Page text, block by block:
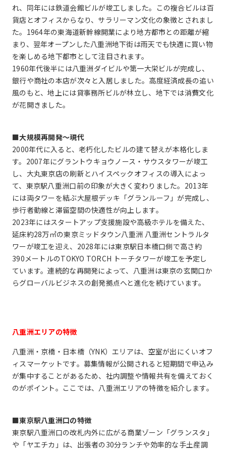
れ、同年には鉄道会館ビルが竣工しました。この複合ビルは百
貨店とオフィスからなり、サラリーマン文化の象徴とされまし
た。1964年の東海道新幹線開業により地方都市との距離が縮
まり、翌年オープンした八重洲地下街は雨天でも快適に買い物
を楽しめる地下都市として注目されます。
1960年代後半には八重洲ダイビルや第一大栄ビルが完成し、
銀行や商社の本店が次々と入居しました。高度経済成長の追い
風のもと、地上には貸事務所ビルが林立し、地下では消費文化
が花開きました。
■大規模再開発〜現代
2000年代に入ると、老朽化したビルの建て替えが本格化しま
す。2007年にグラントウキョウノース・サウスタワーが竣工
し、大丸東京店の刷新とハイスペックオフィスの導入によっ
て、東京駅八重洲口前の印象が大きく変わりました。2013年
には両タワーを結ぶ大屋根デッキ「グランルーフ」が完成し、
歩行者動線と滞留空間の快適性が向上します。
2023年にはスタートアップ支援施設や高級ホテルを備えた、
延床約28万㎡の東京ミッドタウン八重洲 八重洲セントラルタ
ワーが竣工を迎え、2028年には東京駅日本橋口側で高さ約
390メートルのTOKYO TORCH トーチタワーが竣工を予定し
ています。連続的な再開発によって、八重洲は東京の玄関口か
らグローバルビジネスの創発拠点へと進化を続けています。
八重洲エリアの特徴
八重洲・京橋・日本橋（YNK）エリアは、空室が出にくいオフ
ィスマーケットです。募集情報が公開されると短期間で申込み
が集中することがあるため、社内調整や情報共有を備えておく
のがポイント。ここでは、八重洲エリアの特徴を紹介します。
■東京駅八重洲口の特徴
東京駅八重洲口の改札内外に広がる商業ゾーン「グランスタ」
や「ヤエチカ」は、出張者の30分ランチや効率的な手土産調